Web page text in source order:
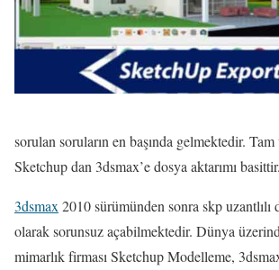
sorulan soruların en başında gelmektedir.
Sketchup dan 3dsmax’e dosya aktarımı basittir.
3dsmax 2010 sürümünden sonra skp uzantlılı
olarak sorunsuz açabilmektedir. Dünya
mimarlık firması Sketchup Modelleme,